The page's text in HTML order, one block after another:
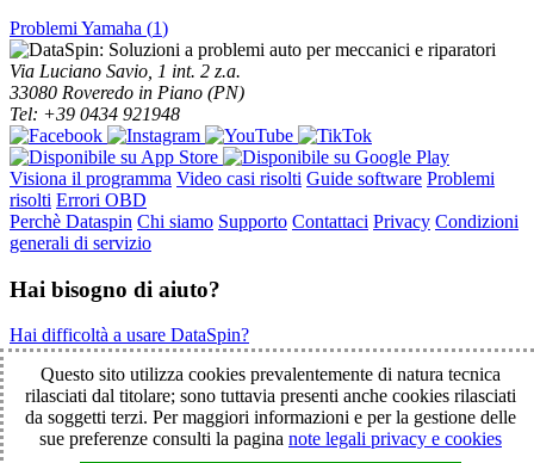
Problemi Yamaha (1)
Via Luciano Savio, 1 int. 2 z.a.
33080 Roveredo in Piano (PN)
Tel: +39 0434 921948
Visiona il programma Video casi risolti Guide software Problemi
risolti Errori OBD
Perchè Dataspin Chi siamo Supporto Contattaci Privacy Condizioni
generali di servizio
Hai bisogno di aiuto?
Hai difficoltà a usare DataSpin?
Clicca per la teleassistenza!
© 2003-2026 DataSpin è un marchio SpinelCar - Tutti i diritti
Questo sito utilizza cookies prevalentemente di natura tecnica
rilasciati dal titolare; sono tuttavia presenti anche cookies rilasciati
da soggetti terzi. Per maggiori informazioni e per la gestione delle
sue preferenze consulti la pagina note legali privacy e cookies